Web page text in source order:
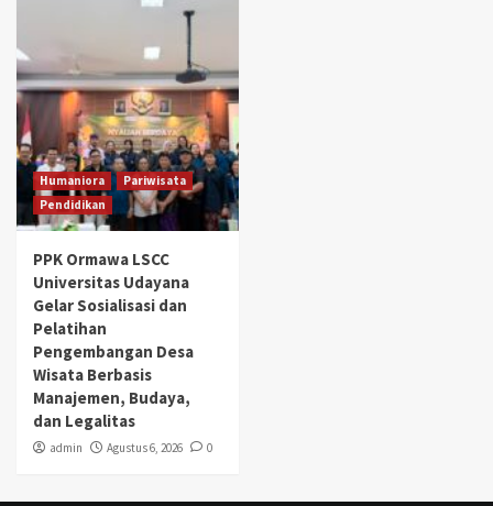
Humaniora
Pariwisata
Pendidikan
PPK Ormawa LSCC
Universitas Udayana
Gelar Sosialisasi dan
Pelatihan
Pengembangan Desa
Wisata Berbasis
Manajemen, Budaya,
dan Legalitas
admin Agustus 6, 2026 0